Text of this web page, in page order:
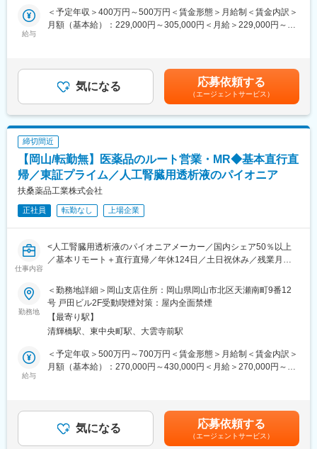
＜専門資格を取得できる＞
・入社後は、医薬品販売の専門知識を身につけるために、登録販
・資格取得後は、資格手当として給与にも反映されます。
・残業20h以内
・スケジュールに合わせて直行直帰可
・転居を伴う転勤はありません
■やりがい：
・最近、健康のことで困っていることがないかなど、親身にお話
献することができます。
・「この薬すごく効き目があって良かったよ。」「こないだのリ
れてありがとう。」など、「ありがとう」という言葉が一番のや
りがいです。
変更の範囲：会社の定める業務
・原料資材、製品等の運搬・実機オペレーション、製造機器稼働
チェック、工程確認、製造設備の洗浄品質管理・製品の充填、梱
※入社後はOJTで仕事を教えていきますので、ご安心くださいま
せ。
中途入社者も在籍しており、すぐに馴染みやすい風土がありま
す。
■当社の特徴：
（1）1883年に水飴製造からスタートした当社は、独創的な研究
や機能性色素の技術をベースに幅広い分野で事業を展開していま
アップを得て、世界へ進出しています。更に今後NAGASEグルー
プ各社とのシナジーを発揮し、環境やエネルギー等の新たな分野
（2）当社を特徴付けている酵素、微生物、糖質、色素に関する技
術の研究開発を一層深化させ、様々な分野でイノベーションを起
こし続けるオンリーワン企業となる事を目指しています。また、
「誠実に正道を歩む」というNAGASEグループの理念の下、世界
事業を展開しています。
給与
＜予定年収＞400万円～500万円＜賃金形態＞月給制＜賃金内訳＞
月額（基本給）：229,000円～305,000円＜月給＞229,000円～
給賃金はあくまでも目安の金額であり、選考を通じて上下する可
能性があります。月給(月額)は固定手当を含めた表記です。
気になる 応募依頼する
（エージェントサービス）
締切間近
【岡山/転勤無】医薬品のルート営業・MR◆基本直行直
帰／東証プライム／人工腎臓用透析液のパイオニア
扶桑薬品工業株式会社
正社員 転勤なし 上場企業
仕事内容
<人工腎臓用透析液のパイオニアメーカー／国内シェア50％以上
／基本リモート＋直行直帰／年休124日／土日祝休み／残業月平
■職務内容：
人工腎臓用透析液などを中心とした、医薬品メーカーである当社
での営業職をお任せします。総合病院の腎臓内科、泌尿器系内科
や個人病院、血液透析室、ICU等を対象に医薬品情報を提供し、
導入を勧めます。医師や臨床工学技士・看護師と信頼を築きなが
ら、製品の特徴をアピールしていただきます。
す。
※担当エリア：岡山県/愛媛県/高知県/香川県/徳島県
勤務地
＜勤務地詳細＞岡山支店住所：岡山県岡山市北区天瀬南町9番12
号 戸田ビル2F受動喫煙対策：屋内全面禁煙
【最寄り駅】
清輝橋駅、東中央町駅、大雲寺前駅
給与
＜予定年収＞500万円～700万円＜賃金形態＞月給制＜賃金内訳＞
月額（基本給）：270,000円～430,000円＜月給＞270,000円～
残業代は時間に応じて別途支給賃金はあくまでも目安の金額であ
り、選考を通じて上下する可能性があります。月給(月額)は固定手
当を含めた表記です。
気になる 応募依頼する
（エージェントサービス）